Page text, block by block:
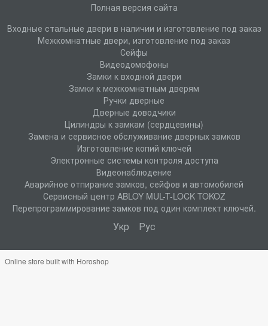
Полная версия сайта
Входные стальные двери в наличии и изготовление под заказ
Межкомнатные двери, изготовление под заказ
Сейфы
Видеодомофоны
Замки к входной двери
Замки к межкомнатным дверям
Ручки дверные
Дверные доводчики
Цилиндры к замкам (сердцевины)
Замена и сервисное обслуживание дверных замков
Изготовление копий ключей
Электронные системы контроля доступа
Видеонаблюдение
Аварийное отпирание замков, сейфов и автомобилей
Сервисный центр ABLOY MUL-T-LOCK TOKOZ
Перепрограммирование замков под один комплект ключей.
Укр Рус
Online store built with Horoshop